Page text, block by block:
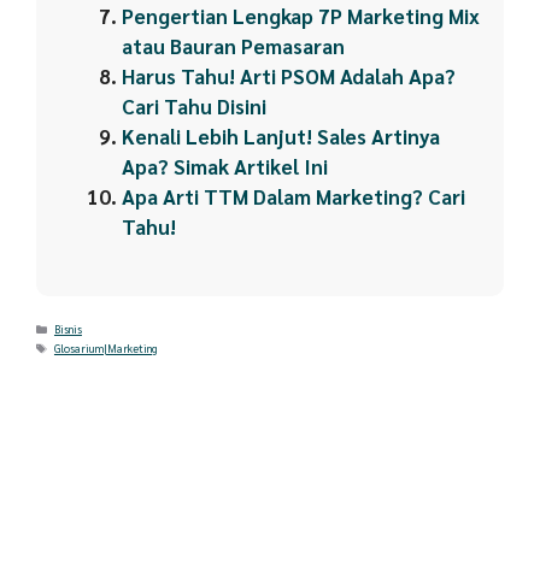
Pengertian Lengkap 7P Marketing Mix
atau Bauran Pemasaran
Harus Tahu! Arti PSOM Adalah Apa?
Cari Tahu Disini
Kenali Lebih Lanjut! Sales Artinya
Apa? Simak Artikel Ini
Apa Arti TTM Dalam Marketing? Cari
Tahu!
Categories
Bisnis
Tags
Glosarium|Marketing